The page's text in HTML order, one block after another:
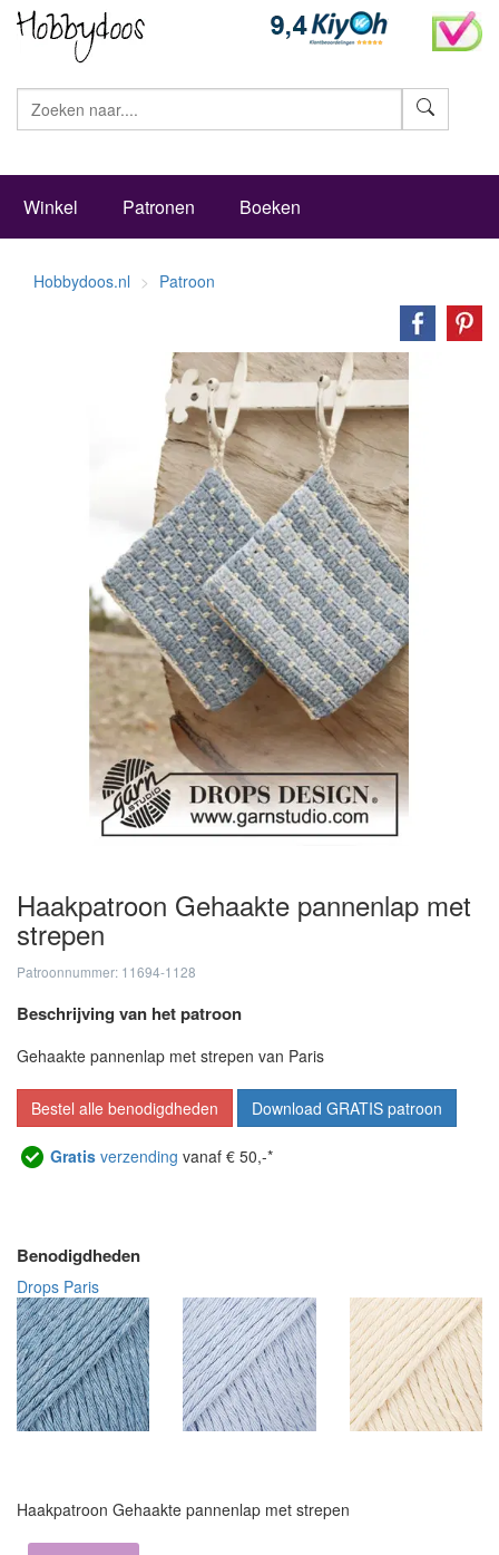
Winkel Patronen Boeken
Hobbydoos.nl Patroon
Haakpatroon Gehaakte pannenlap met
strepen
Patroonnummer: 11694-1128
Beschrijving van het patroon
Gehaakte pannenlap met strepen van Paris
Bestel alle benodigdheden Download GRATIS patroon
Gratis verzending vanaf € 50,-*
Benodigdheden
Drops Paris
Haakpatroon Gehaakte pannenlap met strepen